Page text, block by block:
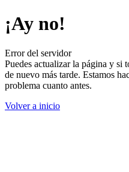
¡Ay no!
Error del servidor
Puedes actualizar la página y si
de nuevo más tarde. Estamos
problema cuanto antes.
Volver a inicio